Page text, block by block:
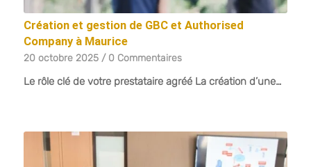
Création et gestion de GBC et Authorised
Company à Maurice
20 octobre 2025 / 0 Commentaires
Le rôle clé de votre prestataire agréé La création d’une…